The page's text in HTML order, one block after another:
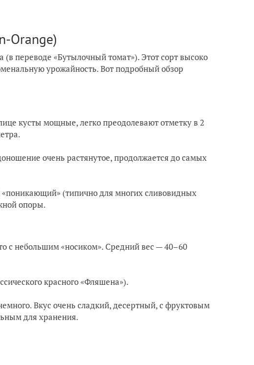
Orange)
переводе «Бутылочный томат»). Этот сорт высоко
урожайность. Вот подробный обзор
кусты мощные, легко преодолевают отметку в 2
очень растянутое, продолжается до самых
(типично для многих сливовидных
опоры.
с небольшим «носиком». Средний вес — 40–60
красного «Фляшена»).
Вкус очень сладкий, десертный, с фруктовым
для хранения.